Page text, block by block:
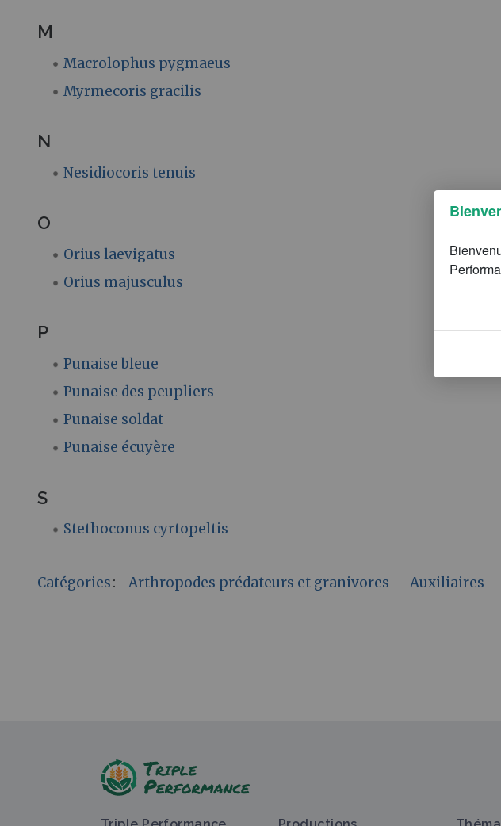
M
Macrolophus pygmaeus
Myrmecoris gracilis
N
Nesidiocoris tenuis
O
Orius laevigatus
Orius majusculus
P
Punaise bleue
Punaise des peupliers
Punaise soldat
Punaise écuyère
S
Stethoconus cyrtopeltis
Catégories: Arthropodes prédateurs et granivores Auxiliaires